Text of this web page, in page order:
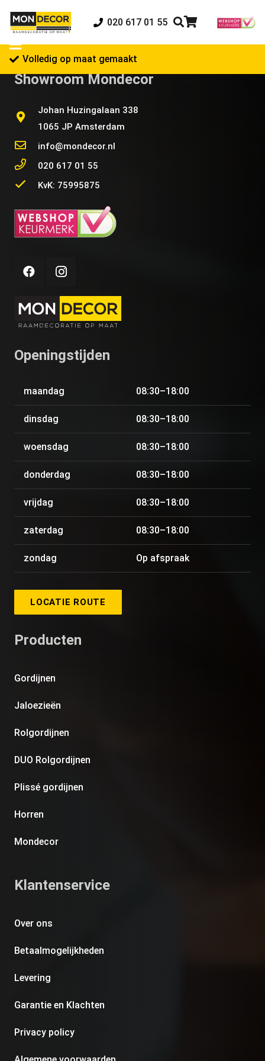
020 617 01 55
Volledig op maat gemaakt
Showroom Mondecor
Johan Huzingalaan 338
1065 JP Amsterdam
info@mondecor.nl
020 617 01 55
KvK: 75995875
Openingstijden
maandag 08:30–18:00
dinsdag 08:30–18:00
woensdag 08:30–18:00
donderdag 08:30–18:00
vrijdag 08:30–18:00
zaterdag 08:30–18:00
zondag Op afspraak
LOCATIE ROUTE
Producten
Gordijnen
Jaloezieën
Rolgordijnen
DUO Rolgordijnen
Plissé gordijnen
Horren
Mondecor
Klantenservice
Over ons
Betaalmogelijkheden
Levering
Garantie en Klachten
Privacy policy